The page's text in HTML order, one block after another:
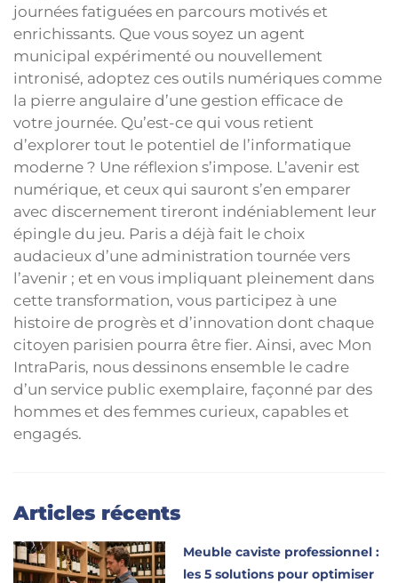
journées fatiguées en parcours motivés et
enrichissants. Que vous soyez un agent
municipal expérimenté ou nouvellement
intronisé, adoptez ces outils numériques comme
la pierre angulaire d’une gestion efficace de
votre journée. Qu’est-ce qui vous retient
d’explorer tout le potentiel de l’informatique
moderne ? Une réflexion s’impose. L’avenir est
numérique, et ceux qui sauront s’en emparer
avec discernement tireront indéniablement leur
épingle du jeu. Paris a déjà fait le choix
audacieux d’une administration tournée vers
l’avenir ; et en vous impliquant pleinement dans
cette transformation, vous participez à une
histoire de progrès et d’innovation dont chaque
citoyen parisien pourra être fier. Ainsi, avec Mon
IntraParis, nous dessinons ensemble le cadre
d’un service public exemplaire, façonné par des
hommes et des femmes curieux, capables et
engagés.
Articles récents
Meuble caviste professionnel :
les 5 solutions pour optimiser